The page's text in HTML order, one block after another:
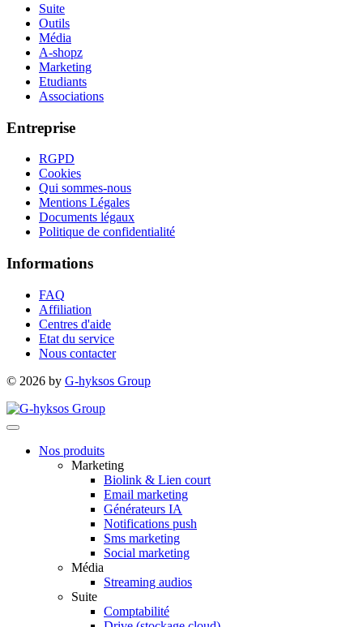
Suite
Outils
Média
A-shopz
Marketing
Etudiants
Associations
Entreprise
RGPD
Cookies
Qui sommes-nous
Mentions Légales
Documents légaux
Politique de confidentialité
Informations
FAQ
Affiliation
Centres d'aide
Etat du service
Nous contacter
© 2026 by G-hyksos Group
Nos produits
Marketing
Biolink & Lien court
Email marketing
Générateurs IA
Notifications push
Sms marketing
Social marketing
Média
Streaming audios
Suite
Comptabilité